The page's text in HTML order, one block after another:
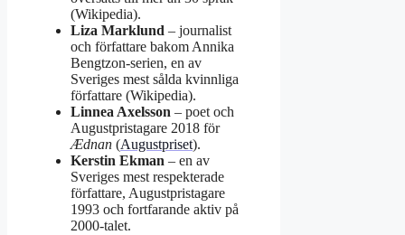
(Wikipedia).
Liza Marklund – journalist
och författare bakom Annika
Bengtzon-serien, en av
Sveriges mest sålda kvinnliga
författare (Wikipedia).
Linnea Axelsson – poet och
Augustpristagare 2018 för
Ædnan (Augustpriset).
Kerstin Ekman – en av
Sveriges mest respekterade
författare, Augustpristagare
1993 och fortfarande aktiv på
2000-talet.